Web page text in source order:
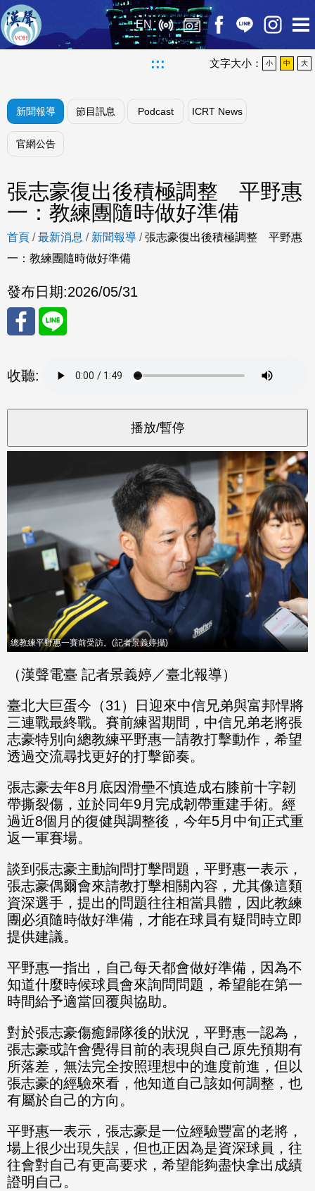
EN
::: 文字大小： 小 中 大
新聞報導 節目訊息 Podcast ICRT News
官網公告
張志豪復出後積極調整 平野惠
一：教練團隨時做好準備
首頁 /最新消息 / 新聞報導 /張志豪復出後積極調整 平野惠
一：教練團隨時做好準備
發布日期:2026/05/31
至
Fac
eBo
收聽:
總教練平野惠一賽前受訪。(記者景義婷攝)
（漢聲電臺 記者景義婷／臺北報導）
臺北大巨蛋今（31）日迎來中信兄弟與富邦悍將
三連戰最終戰。賽前練習期間，中信兄弟老將張
志豪特別向總教練平野惠一請教打擊動作，希望
透過交流尋找更好的打擊節奏。
張志豪去年8月底因滑壘不慎造成右膝前十字韌
帶撕裂傷，並於同年9月完成韌帶重建手術。經
過近8個月的復健與調整後，今年5月中旬正式重
返一軍賽場。
談到張志豪主動詢問打擊問題，平野惠一表示，
張志豪偶爾會來請教打擊相關內容，尤其像這類
資深選手，提出的問題往往相當具體，因此教練
團必須隨時做好準備，才能在球員有疑問時立即
提供建議。
平野惠一指出，自己每天都會做好準備，因為不
知道什麼時候球員會來詢問問題，希望能在第一
時間給予適當回覆與協助。
對於張志豪傷癒歸隊後的狀況，平野惠一認為，
張志豪或許會覺得目前的表現與自己原先預期有
所落差，無法完全按照理想中的進度前進，但以
張志豪的經驗來看，他知道自己該如何調整，也
有屬於自己的方向。
平野惠一表示，張志豪是一位經驗豐富的老將，
場上很少出現失誤，但也正因為是資深球員，往
往會對自己有更高要求，希望能夠盡快拿出成績
證明自己。